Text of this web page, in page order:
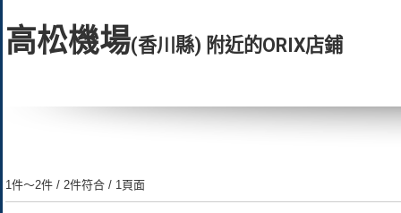
高松機場(香川縣) 附近的ORIX店鋪
1件～2件 / 2件符合 / 1頁面